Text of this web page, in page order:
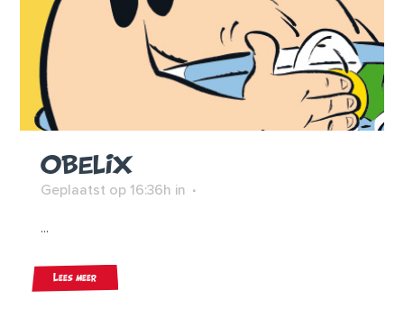
OBELIX
Geplaatst op 16:36h in
...
Lees meer